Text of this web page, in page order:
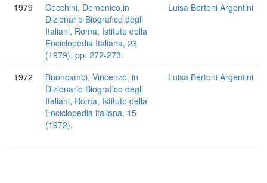
1979
Cecchini, Domenico,in
Dizionario Biografico degli
Italiani, Roma, Istituto della
Enciclopedia Italiana, 23
(1979), pp. 272-273.
Luisa Bertoni Argentini
1972
Buoncambi, Vincenzo, in
Dizionario Biografico degli
Italiani, Roma, Istituto della
Enciclopedia italiana, 15
(1972).
Luisa Bertoni Argentini